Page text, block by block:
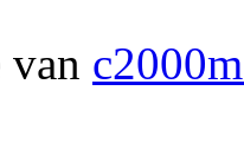
van